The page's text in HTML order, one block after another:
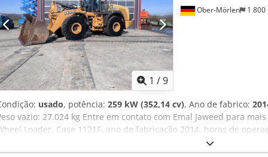
1 /9
Ober-Mörlen 1 800
usado, potência: 259 kW (352,14 cv), Ano de fabrico:
vazio: 27.024 kg Entre em contato com Emal Jaweed para
Loader, Case 1121F, ano de fabricação 2014, horas de
largura: 2.990 mm, altura: 3.570 mm, peso bruto máximo
239 kW, ar-condicionado, balança, hidráulica auxiliar,